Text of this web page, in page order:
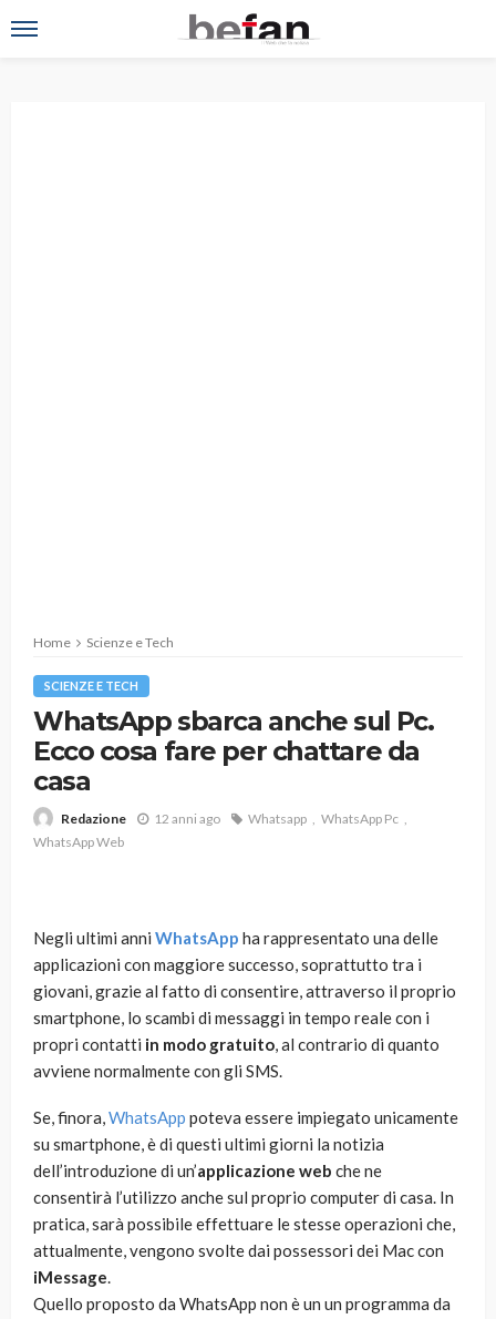
Home Scienze e Tech
SCIENZE E TECH
WhatsApp sbarca anche sul Pc.
Ecco cosa fare per chattare da
casa
Redazione 12 anni ago Whatsapp
WhatsApp Pc
WhatsApp Web
Negli ultimi anni WhatsApp ha rappresentato una delle
applicazioni con maggiore successo, soprattutto tra i
giovani, grazie al fatto di consentire, attraverso il proprio
smartphone, lo scambi di messaggi in tempo reale con i
propri contatti in modo gratuito, al contrario di quanto
avviene normalmente con gli SMS.
Se, finora,WhatsApp poteva essere impiegato unicamente
su smartphone, è di questi ultimi giorni la notizia
dell’introduzione di un’applicazione web che ne
consentirà l’utilizzo anche sul proprio computer di casa. In
pratica, sarà possibile effettuare le stesse operazioni che,
attualmente, vengono svolte dai possessori dei Mac con
iMessage.
Quello proposto da WhatsApp non è un un programma da